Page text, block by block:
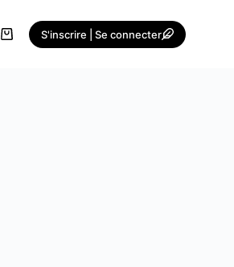
ShoppingS'inscrire | Se connecter